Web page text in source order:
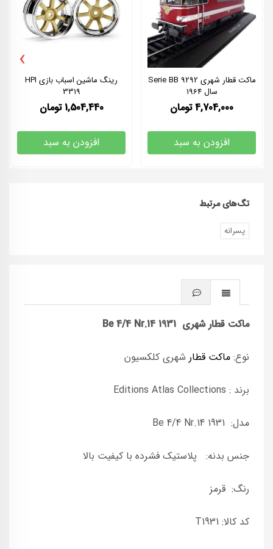
ماکت قطار شهری Serie BB 9292
سال 1964
4,704,000 تومان
افزودن به سبد
رینگ ماشین اسباب بازی HPI
3319
1,504,440 تومان
افزودن به سبد
›
تگ‌های مرتبط
پسرانه
ماکت قطار شهری Be 4/4 Nr.14 1931
نوع: ماکت قطار شهری کلکسیون
برند : Editions Atlas Collections
مدل: Be 4/4 Nr.14 1931
جنس بدنه: پلاستیک فشرده با کیفیت بالا
رنگ: قرمز
کد کالا: T1931